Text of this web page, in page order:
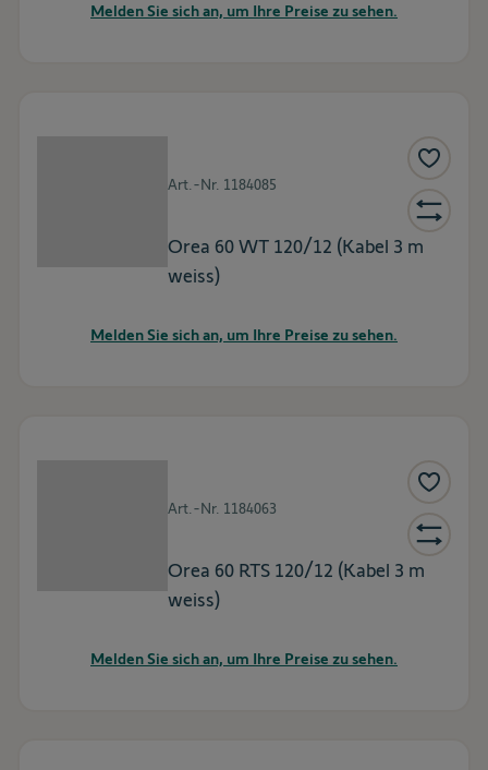
Melden Sie sich an, um Ihre Preise zu sehen.
Art.-Nr. 1184085
Orea 60 WT 120/12 (Kabel 3 m
weiss)
Melden Sie sich an, um Ihre Preise zu sehen.
Art.-Nr. 1184063
Orea 60 RTS 120/12 (Kabel 3 m
weiss)
Melden Sie sich an, um Ihre Preise zu sehen.